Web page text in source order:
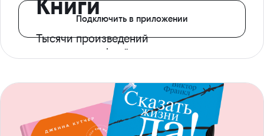
Книги
Тысячи произведений
с доступом офлайн
Подключить в приложении